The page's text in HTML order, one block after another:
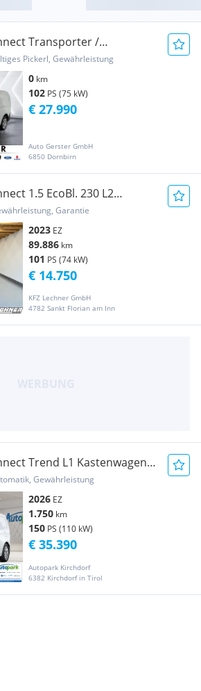
Transporter /
Pickerl, Gewährleistung
0 km
102 PS (75 kW)
Auto Gerster GmbH
6850 Dornbirn
€ 27.990
1.5 EcoBl. 230 L2
/ Kastenwagen
Garantie
2023 EZ
89.886 km
101 PS (74 kW)
KFZ Lechner GmbH
4782 Sankt Florian am Inn
€ 14.750
Trend L1 Kastenwagen
Gewährleistung
2026 EZ
1.750 km
150 PS (110 kW)
Autopark Kirchdorf
6382 Kirchdorf in Tirol
€ 35.390